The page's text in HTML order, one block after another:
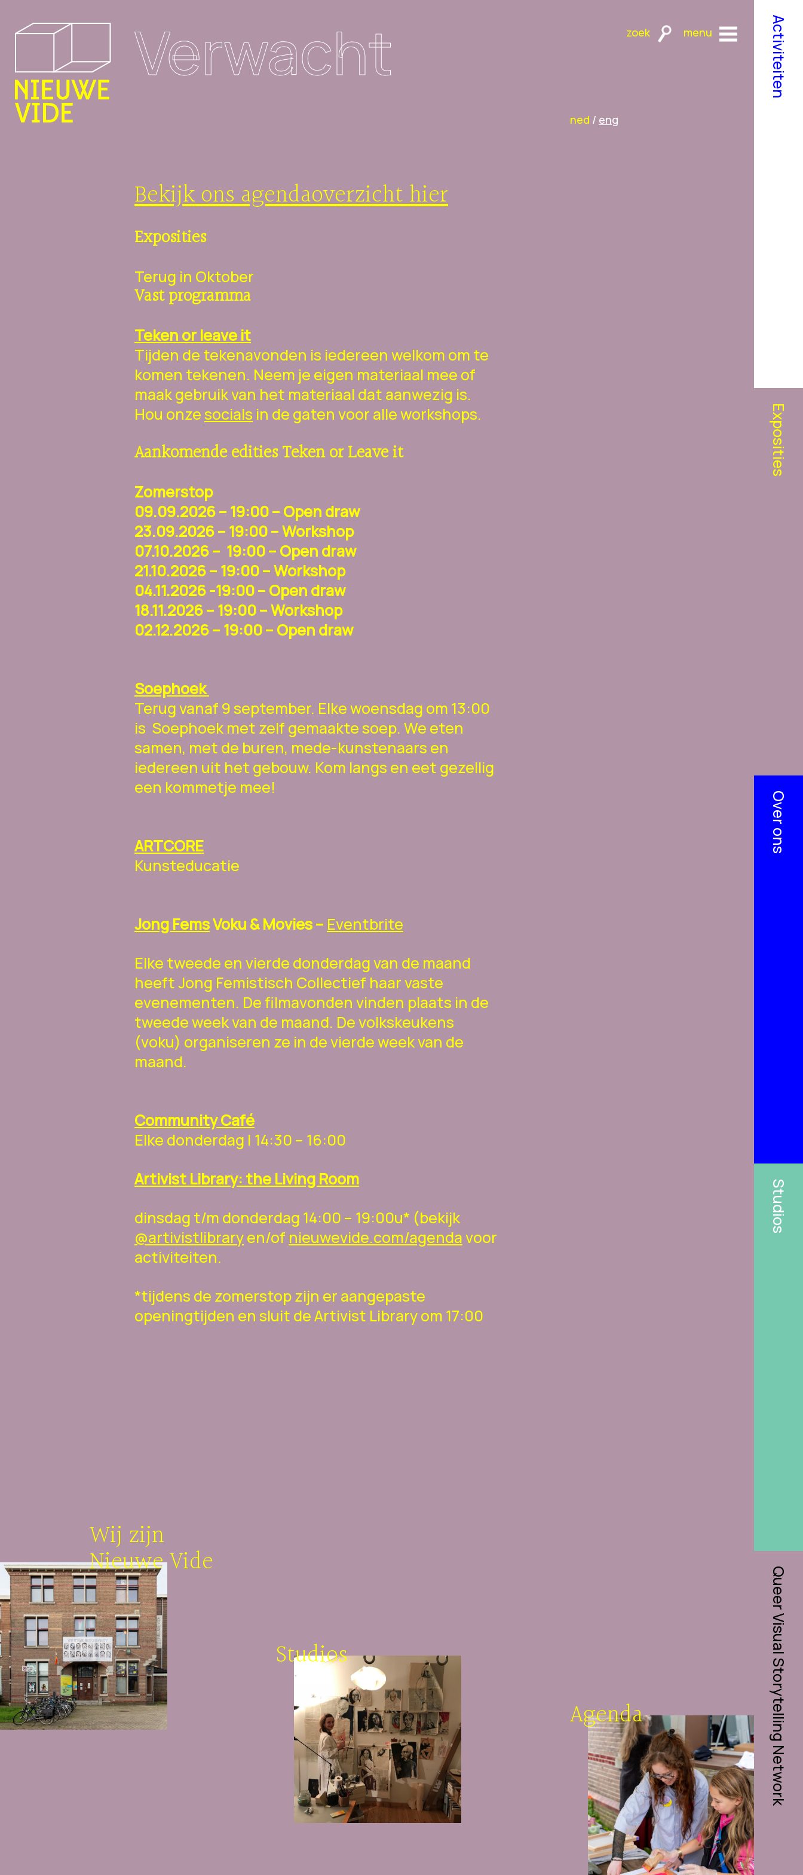
Verwacht
ned / eng
Bekijk ons agendaoverzicht hier
Exposities
Terug in Oktober
Vast programma
Teken or leave it
Tijden de tekenavonden is iedereen welkom om te
komen tekenen. Neem je eigen materiaal mee of
maak gebruik van het materiaal dat aanwezig is.
Hou onzesocials in de gaten voor alle workshops.
Aankomende edities Teken or Leave it
Zomerstop
09.09.2026 – 19:00 – Open draw
23.09.2026 – 19:00 – Workshop
07.10.2026 – 19:00 – Open draw
21.10.2026 – 19:00 – Workshop
04.11.2026 -19:00 – Open draw
18.11.2026 – 19:00 – Workshop
02.12.2026 – 19:00 – Open draw
Soephoek
Terug vanaf 9 september. Elke woensdag om 13:00
is Soephoek met zelf gemaakte soep. We eten
samen, met de buren, mede-kunstenaars en
iedereen uit het gebouw. Kom langs en eet gezellig
een kommetje mee!
ARTCORE
Kunsteducatie
Jong FemsVoku & Movies – Eventbrite
Elke tweede en vierde donderdag van de maand
heeft Jong Femistisch Collectief haar vaste
evenementen. De filmavonden vinden plaats in de
tweede week van de maand. De volkskeukens
(voku) organiseren ze in de vierde week van de
maand.
Community Café
Elke donderdag | 14:30 – 16:00
Artivist Library: the Living Room
dinsdag t/m donderdag 14:00 – 19:00u* (bekijk
@artivistlibraryen/of nieuwevide.com/agendavoor
activiteiten.
*tijdens de zomerstop zijn er aangepaste
openingtijden en sluit de Artivist Library om 17:00
Wij zijn
Nieuwe Vide
Studios
Agenda
Activiteiten
Exposities
Over ons
Studios
Queer Visual Storytelling Network